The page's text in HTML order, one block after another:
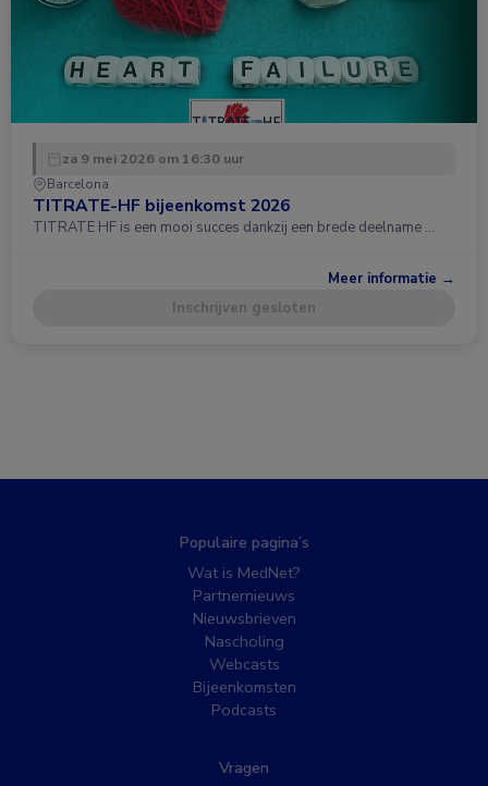
za 9 mei 2026 om 16:30 uur
Barcelona
TITRATE-HF bijeenkomst 2026
TITRATE HF is een mooi succes dankzij een brede deelname …
Meer informatie →
Inschrijven gesloten
Populaire pagina’s
Wat is MedNet?
Partnernieuws
Nieuwsbrieven
Nascholing
Webcasts
Bijeenkomsten
Podcasts
Vragen